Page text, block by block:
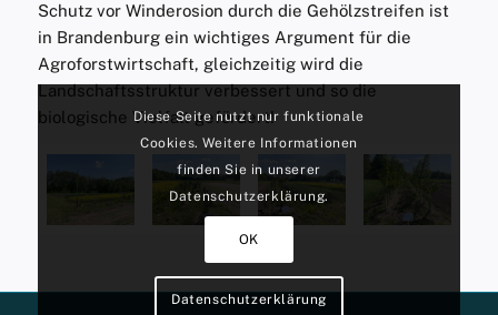
Schutz vor Winderosion durch die Gehölzstreifen ist
in Brandenburg ein wichtiges Argument für die
Agroforstwirtschaft, gleichzeitig wird die
Landschaftsstruktur verbessert und so die
biologische Vielfalt gefördert!
Diese Seite nutzt nur funktionale
Cookies. Weitere Informationen
finden Sie in unserer
Datenschutzerklärung.
OK
Datenschutzerklärung